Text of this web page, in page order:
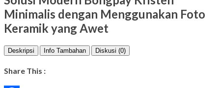
Minimalis dengan Menggunakan Foto
Keramik yang Awet
Deskripsi Info Tambahan Diskusi (0)
Share This :